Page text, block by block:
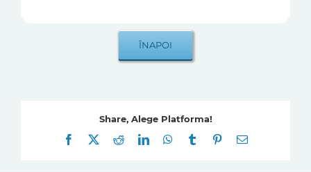
Share, Alege Platforma!
Facebook
RedditLinkedInWhatsApp
Tumblr Pinterest
E-